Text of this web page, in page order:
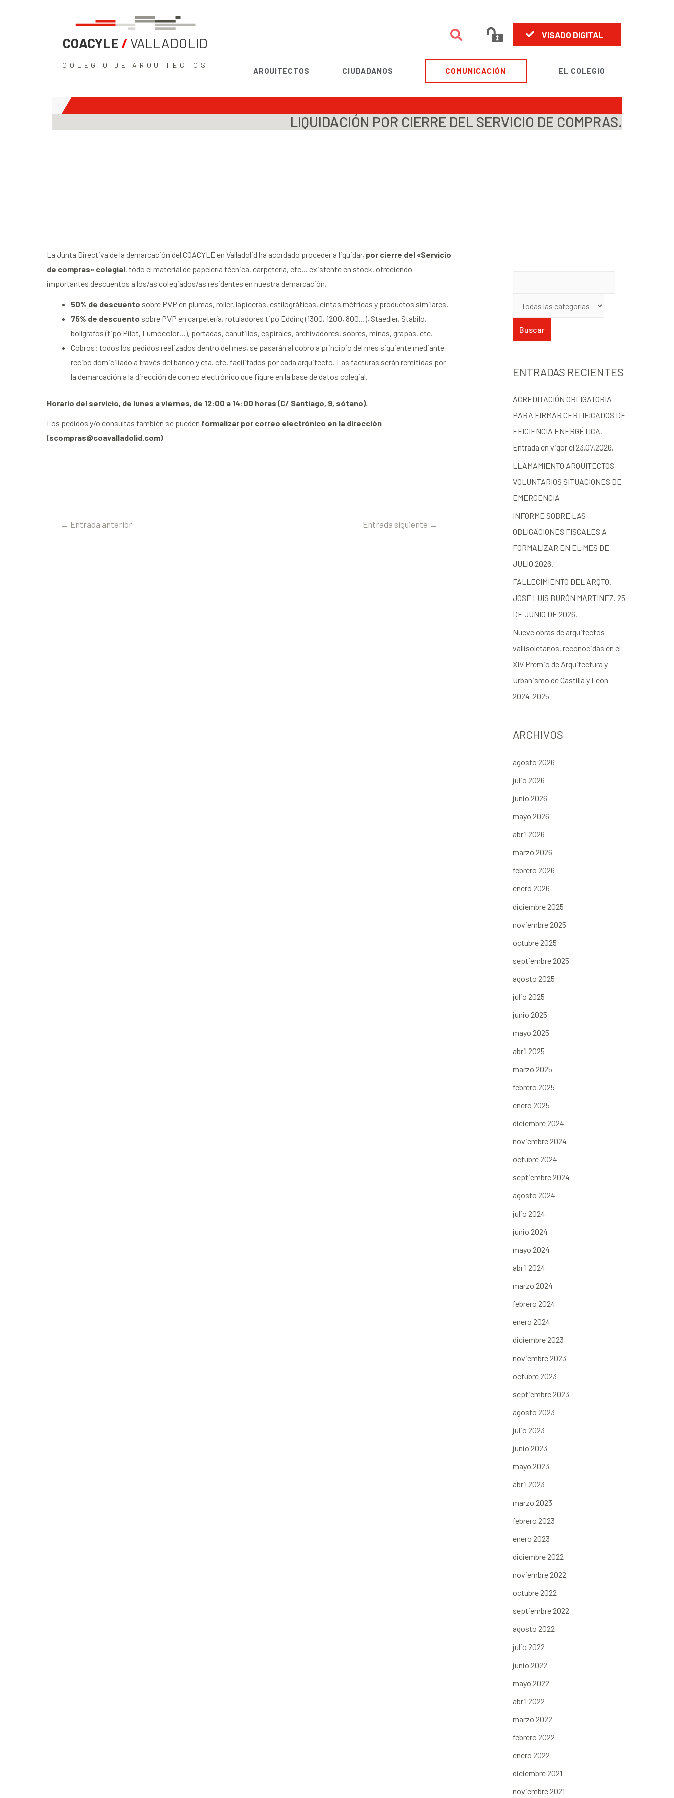
COACYLE / VALLADOLID
COLEGIO DE ARQUITECTOS
VISADO DIGITAL
ARQUITECTOS CIUDADANOS COMUNICACIÓN EL COLEGIO
LIQUIDACIÓN POR CIERRE DEL SERVICIO DE COMPRAS.
La Junta Directiva de la demarcación del COACYLE en Valladolid ha acordado proceder a liquidar, por cierre del «Servicio
de compras» colegial, todo el material de papelería técnica, carpetería, etc… existente en stock, ofreciendo
importantes descuentos a los/as colegiados/as residentes en nuestra demarcación,
50% de descuento sobre PVP en plumas, roller, lapiceras, estilográficas, cintas métricas y productos similares.
75% de descuento sobre PVP en carpetería, rotuladores tipo Edding (1300, 1200, 800…), Staedler, Stabilo,
bolígrafos (tipo Pilot, Lumocolor…), portadas, canutillos, espirales, archivadores, sobres, minas, grapas, etc.
Cobros: todos los pedidos realizados dentro del mes, se pasarán al cobro a principio del mes siguiente mediante
recibo domiciliado a través del banco y cta. cte. facilitados por cada arquitecto. Las facturas serán remitidas por
la demarcación a la dirección de correo electrónico que figure en la base de datos colegial.
Horario del servicio, de lunes a viernes, de 12:00 a 14:00 horas (C/ Santiago, 9, sótano).
Los pedidos y/o consultas también se pueden formalizar por correo electrónico en la dirección
(scompras@coavalladolid.com)
← Entrada anterior Entrada siguiente →
ENTRADAS RECIENTES
ACREDITACIÓN OBLIGATORIA
PARA FIRMAR CERTIFICADOS DE
EFICIENCIA ENERGÉTICA.
Entrada en vigor el 23.07.2026.
LLAMAMIENTO ARQUITECTOS
VOLUNTARIOS SITUACIONES DE
EMERGENCIA
INFORME SOBRE LAS
OBLIGACIONES FISCALES A
FORMALIZAR EN EL MES DE
JULIO 2026.
FALLECIMIENTO DEL ARQTO.
JOSÉ LUIS BURÓN MARTÍNEZ. 25
DE JUNIO DE 2026.
Nueve obras de arquitectos
vallisoletanos, reconocidas en el
XIV Premio de Arquitectura y
Urbanismo de Castilla y León
2024-2025
ARCHIVOS
agosto 2026
julio 2026
junio 2026
mayo 2026
abril 2026
marzo 2026
febrero 2026
enero 2026
diciembre 2025
noviembre 2025
octubre 2025
septiembre 2025
agosto 2025
julio 2025
junio 2025
mayo 2025
abril 2025
marzo 2025
febrero 2025
enero 2025
diciembre 2024
noviembre 2024
octubre 2024
septiembre 2024
agosto 2024
julio 2024
junio 2024
mayo 2024
abril 2024
marzo 2024
febrero 2024
enero 2024
diciembre 2023
noviembre 2023
octubre 2023
septiembre 2023
agosto 2023
julio 2023
junio 2023
mayo 2023
abril 2023
marzo 2023
febrero 2023
enero 2023
diciembre 2022
noviembre 2022
octubre 2022
septiembre 2022
agosto 2022
julio 2022
junio 2022
mayo 2022
abril 2022
marzo 2022
febrero 2022
enero 2022
diciembre 2021
noviembre 2021